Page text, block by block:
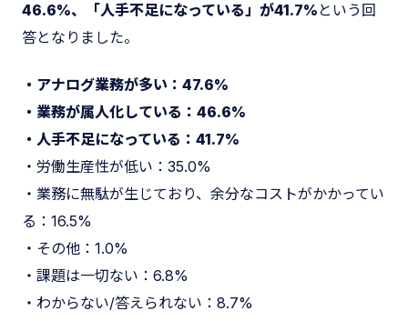
46.6%、「人手不足になっている」が41.7% という回
答となりました。
・アナログ業務が多い：47.6%
・業務が属人化している：46.6%
・人手不足になっている：41.7%
・労働生産性が低い：35.0%
・業務に無駄が生じており、余分なコストがかかってい
る：16.5%
・その他：1.0%
・課題は一切ない：6.8%
・わからない/答えられない：8.7%